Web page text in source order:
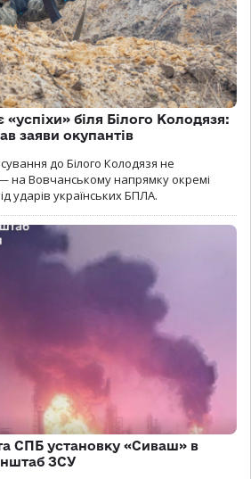
біля Білого Колодязя:
заяви окупантів
до Білого Колодязя не
на Вовчанському напрямку окремі
ударів українських БПЛА.
СПБ установку «Сиваш» в
ЗСУ